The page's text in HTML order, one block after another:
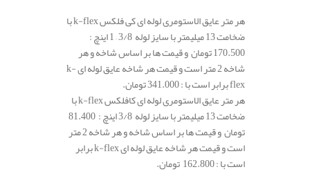
هر متر عایق الاستومری لوله ای کی فلکس k-flex با
ضخامت 13 میلیمتر با سایز لوله 3/8 – 1 اینچ :
170.500 تومان و قیمت ها بر اساس شاخه و هر
شاخه 2 متر است و قیمت هر شاخه عایق لوله ای k-
flex برابر است با : 341.000 تومان.
هر متر عایق الاستومری لوله ای کافلکس k-flex با
ضخامت 13 میلیمتر با سایز لوله 3/8 اینچ : 81.400
تومان و قیمت ها بر اساس شاخه و هر شاخه 2 متر
است و قیمت هر شاخه عایق لوله ای k-flex برابر
است با : 162.800 تومان.